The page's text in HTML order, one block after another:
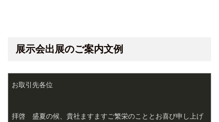
展示会出展のご案内文例
お取引先各位
拝啓　盛夏の候、貴社ますますご繁栄のこととお喜び申し上げ